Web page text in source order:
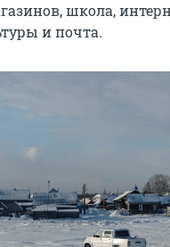
школа,
и почта.